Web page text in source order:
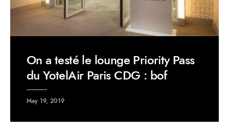
On a testé le lounge Priority Pass
du YotelAir Paris CDG : bof
May 19, 2019